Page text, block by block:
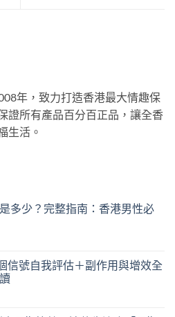
年，致力打造香港最大情趣保
證所有產品百分百正品，讓全香
生活。
多少？完整指南：香港男性必
信號自我評估＋副作用與增效全